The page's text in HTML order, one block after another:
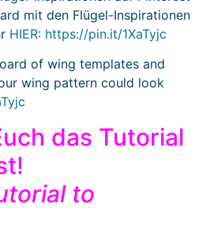
mit den Flügel-Inspirationen
HIER: https://pin.it/1XaTyjc
of wing templates and
wing pattern could look
das Tutorial
to